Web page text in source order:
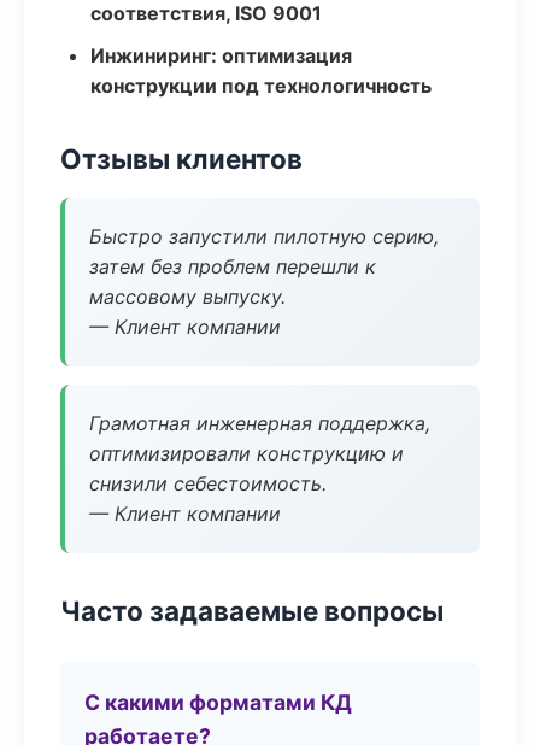
соответствия, ISO 9001
Инжиниринг: оптимизация
конструкции под технологичность
Отзывы клиентов
Быстро запустили пилотную серию,
затем без проблем перешли к
массовому выпуску.
— Клиент компании
Грамотная инженерная поддержка,
оптимизировали конструкцию и
снизили себестоимость.
— Клиент компании
Часто задаваемые вопросы
С какими форматами КД
работаете?